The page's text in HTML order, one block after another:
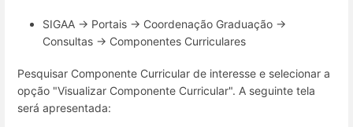
SIGAA → Portais → Coordenação Graduação →
Consultas → Componentes Curriculares
Pesquisar Componente Curricular de interesse e selecionar a
opção "Visualizar Componente Curricular". A seguinte tela
será apresentada: